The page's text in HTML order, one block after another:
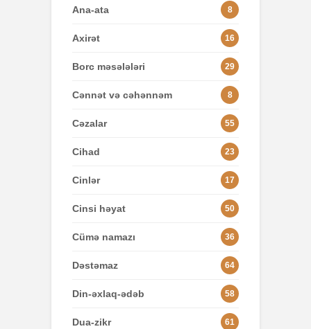
Ana-ata 8
Axirət 16
Borc məsələləri 29
Cənnət və cəhənnəm 8
Cəzalar 55
Cihad 23
Cinlər 17
Cinsi həyat 50
Cümə namazı 36
Dəstəmaz 64
Din-əxlaq-ədəb 58
Dua-zikr 61